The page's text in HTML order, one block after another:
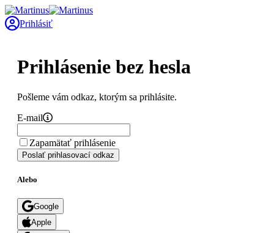
Prihlásiť
Prihlásenie bez hesla
Pošleme vám odkaz, ktorým sa prihlásite.
E-mail
Zapamätať prihlásenie
Poslať prihlasovací odkaz
Alebo
Google
Apple